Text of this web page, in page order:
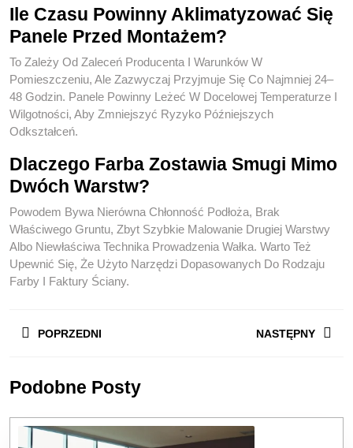
Ile Czasu Powinny Aklimatyzować Się
Panele Przed Montażem?
To Zależy Od Zaleceń Producenta I Warunków W
Pomieszczeniu, Ale Zazwyczaj Przyjmuje Się Co Najmniej 24–
48 Godzin. Panele Powinny Leżeć W Docelowej Temperaturze I
Wilgotności, Aby Zmniejszyć Ryzyko Późniejszych
Odkształceń.
Dlaczego Farba Zostawia Smugi Mimo
Dwóch Warstw?
Powodem Bywa Nierówna Chłonność Podłoża, Brak
Właściwego Gruntu, Zbyt Szybkie Malowanie Drugiej Warstwy
Albo Niewłaściwa Technika Prowadzenia Wałka. Warto Też
Upewnić Się, Że Użyto Narzędzi Dopasowanych Do Rodzaju
Farby I Faktury Ściany.
Wpisu
POPRZEDNI
post:
NASTĘPNY
Podobne Posty